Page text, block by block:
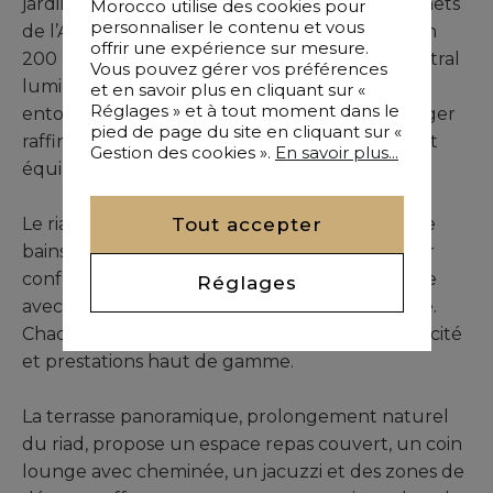
de l’Atlas. Développé sur une surface d’environ
200 m², le riad s’articule autour d’un patio central
lumineux, véritable pièce de vie intérieure,
entouré de salons spacieux, d’une salle à manger
raffinée et d’une cuisine moderne entièrement
équipée.
Le riad comprend huit chambres avec salles de
bains privatives, chacune conçue pour garantir
confort et intimité, ainsi qu’un espace bien-être
avec hammam traditionnel et salle de massage.
Chaque détail a été pensé pour allier authenticité
et prestations haut de gamme.
La terrasse panoramique, prolongement naturel
du riad, propose un espace repas couvert, un coin
lounge avec cheminée, un jacuzzi et des zones de
Morocco utilise des cookies pour
personnaliser le contenu et vous
offrir une expérience sur mesure.
Vous pouvez gérer vos préférences
et en savoir plus en cliquant sur «
Réglages » et à tout moment dans le
pied de page du site en cliquant sur «
Gestion des cookies ». En savoir plus...
Tout accepter
Réglages